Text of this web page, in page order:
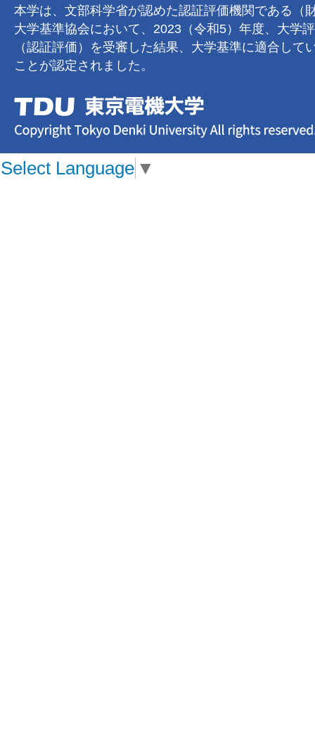
本学は、文部科学省が認めた認証評価機関である（
大学基準協会において、2023（令和5）年度、大学
（認証評価）を受審した結果、大学基準に適合して
ことが認定されました。
Select Language ▼